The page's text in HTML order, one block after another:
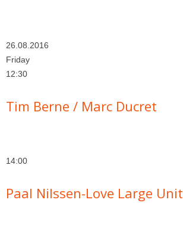
26.08.2016
Friday
12:30
Tim Berne / Marc Ducret
14:00
Paal Nilssen-Love Large Unit